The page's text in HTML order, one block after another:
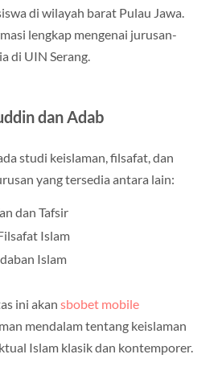
di wilayah barat Pulau Jawa.
lengkap mengenai jurusan-
di UIN Serang.
dan Adab
studi keislaman, filsafat, dan
yang tersedia antara lain:
dan Tafsir
Islam
Islam
ini akan sbobet mobile
mendalam tentang keislaman
Islam klasik dan kontemporer.